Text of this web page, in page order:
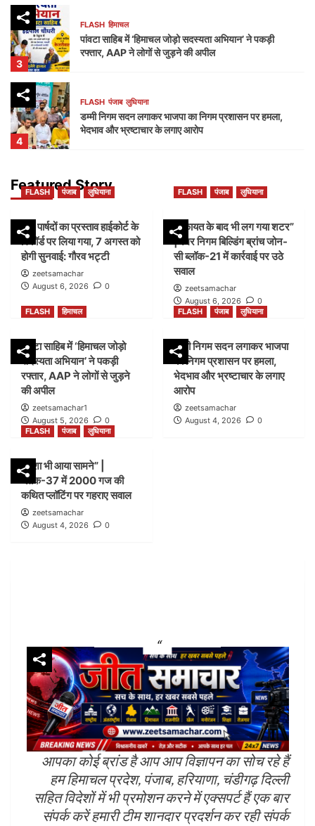
3
FLASH हिमाचल
पांवटा साहिब में ‘हिमाचल जोड़ो सदस्यता अभियान’ ने पकड़ी
रफ्तार, AAP ने लोगों से जुड़ने की अपील
4
FLASH पंजाब लुधियाना
डम्मी निगम सदन लगाकर भाजपा का निगम प्रशासन पर हमला,
भेदभाव और भ्रष्टाचार के लगाए आरोप
5
FLASH
नक्शा भी आया सामने” | ब्लॉक-37 में 2000 गज की कथित
FLASH पंजाब
45 पार्षदों का प्रस्ताव हाईकोर्ट के रिकॉर्ड पर लिया गया, 7
अगस्त को होगी सुनवाई: गौरव भट्टी
2
शिकायत के बाद भी लग गया शटर” |नगर निगम बिल्डिंग ब्रांच
जोन-सी ब्लॉक-21 में कार्रवाई पर उठे सवाल
FLASH
पांवटा साहिब में ‘हिमाचल जोड़ो सदस्यता अभियान’ ने पकड़ी
रफ्तार, AAP ने लोगों से जुड़ने की अपील
4
FLASH
डम्मी निगम सदन लगाकर भाजपा का निगम प्रशासन पर हमला,
भेदभाव और भ्रष्टाचार के लगाए आरोप
Featured Story
FLASH पंजाब लुधियाना
45 पार्षदों का प्रस्ताव हाईकोर्ट के
रिकॉर्ड पर लिया गया, 7 अगस्त को
होगी सुनवाई: गौरव भट्टी
zeetsamachar
August 6, 2026
0
FLASH पंजाब लुधियाना
शिकायत के बाद भी लग गया शटर”
|नगर निगम बिल्डिंग ब्रांच जोन-
सी ब्लॉक-21 में कार्रवाई पर उठे
सवाल
zeetsamachar
August 6, 2026
0
FLASH
हिमाचल
पांवटा साहिब में ‘हिमाचल जोड़ो
सदस्यता अभियान’ ने पकड़ी
रफ्तार, AAP ने लोगों से जुड़ने
की अपील
zeetsamachar1
August 5, 2026
0
FLASH पंजाब लुधियाना
डम्मी निगम सदन लगाकर भाजपा
का निगम प्रशासन पर हमला,
भेदभाव और भ्रष्टाचार के लगाए
आरोप
zeetsamachar
August 4, 2026
0
FLASH
पंजाब लुधियाना
नक्शा भी आया सामने” |
ब्लॉक-37 में 2000 गज की
कथित प्लॉटिंग पर गहराए सवाल
zeetsamachar
August 4, 2026
0
आपका कोई ब्रांड है आप आप विज्ञापन का सोच रहे हैं
हम हिमाचल प्रदेश, पंजाब, हरियाणा, चंडीगढ़ दिल्ली
सहित विदेशों में भी प्रमोशन करने में एक्सपर्ट हैं एक बार
संपर्क करें हमारी टीम शानदार प्रदर्शन कर रही संपर्क